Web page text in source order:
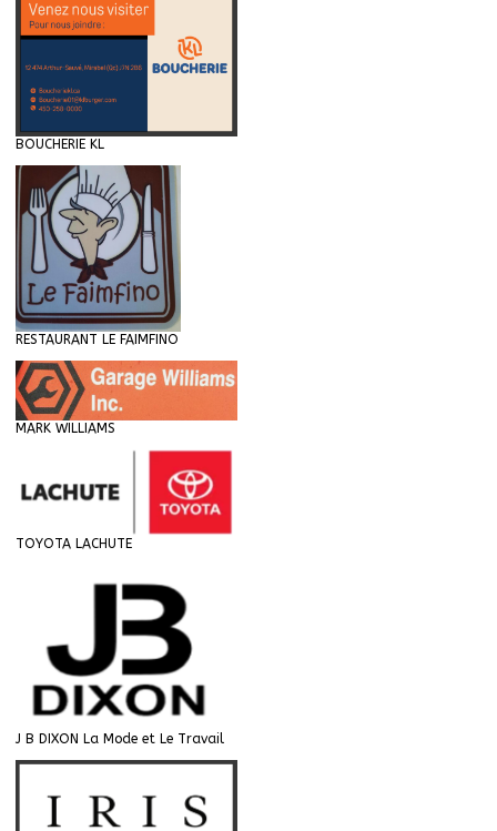
BOUCHERIE KL
RESTAURANT LE FAIMFINO
MARK WILLIAMS
TOYOTA LACHUTE
J B DIXON La Mode et Le Travail